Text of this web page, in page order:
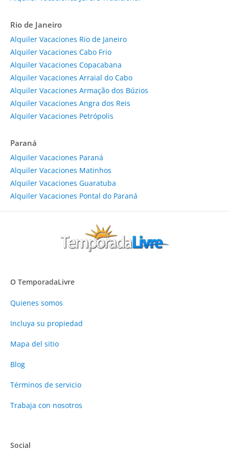
Rio de Janeiro
Alquiler Vacaciones Rio de Janeiro
Alquiler Vacaciones Cabo Frio
Alquiler Vacaciones Copacabana
Alquiler Vacaciones Arraial do Cabo
Alquiler Vacaciones Armação dos Búzios
Alquiler Vacaciones Angra dos Reis
Alquiler Vacaciones Petrópolis
Paraná
Alquiler Vacaciones Paraná
Alquiler Vacaciones Matinhos
Alquiler Vacaciones Guaratuba
Alquiler Vacaciones Pontal do Paraná
O TemporadaLivre
Quienes somos
Incluya su propiedad
Mapa del sitio
Blog
Términos de servicio
Trabaja con nosotros
Social